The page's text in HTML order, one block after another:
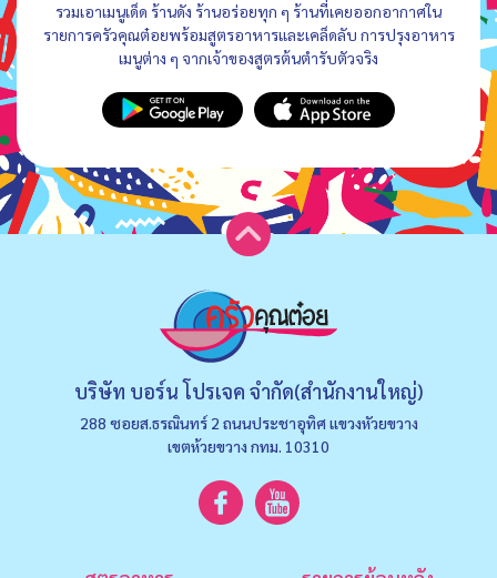
รวมเอาเมนูเด็ด ร้านดัง ร้านอร่อยทุก ๆ ร้านที่เคยออกอากาศใน
รายการครัวคุณต๋อยพร้อมสูตรอาหารและเคล็ดลับ การปรุงอาหาร
เมนูต่าง ๆ จากเจ้าของสูตรต้นตำรับตัวจริง
บริษัท บอร์น โปรเจค จำกัด(สำนักงานใหญ่)
288 ซอยส.ธรณินทร์ 2 ถนนประชาอุทิศ แขวงหัวยขวาง
เขตห้วยขวาง กทม. 10310